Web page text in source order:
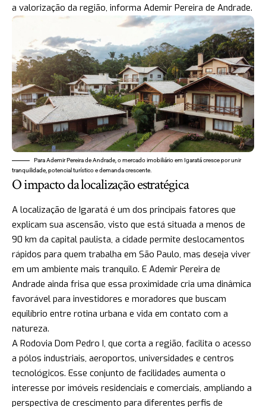
a valorização da região, informa Ademir Pereira de Andrade.
Para Ademir Pereira de Andrade, o mercado imobiliário em Igaratá cresce por unir
tranquilidade, potencial turístico e demanda crescente.
O impacto da localização estratégica
A localização de Igaratá é um dos principais fatores que
explicam sua ascensão, visto que está situada a menos de
90 km da capital paulista, a cidade permite deslocamentos
rápidos para quem trabalha em São Paulo, mas deseja viver
em um ambiente mais tranquilo. E Ademir Pereira de
Andrade ainda frisa que essa proximidade cria uma dinâmica
favorável para investidores e moradores que buscam
equilíbrio entre rotina urbana e vida em contato com a
natureza.
A Rodovia Dom Pedro I, que corta a região, facilita o acesso
a pólos industriais, aeroportos, universidades e centros
tecnológicos. Esse conjunto de facilidades aumenta o
interesse por imóveis residenciais e comerciais, ampliando a
perspectiva de crescimento para diferentes perfis de